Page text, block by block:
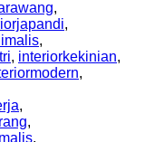
,
,
,
, interiorkekinian,
,
,
,
,